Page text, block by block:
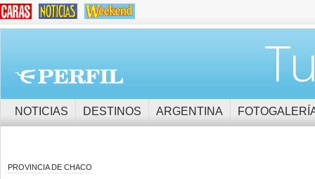
NOTICIAS DESTINOS ARGENTINA
PROVINCIA DE CHACO